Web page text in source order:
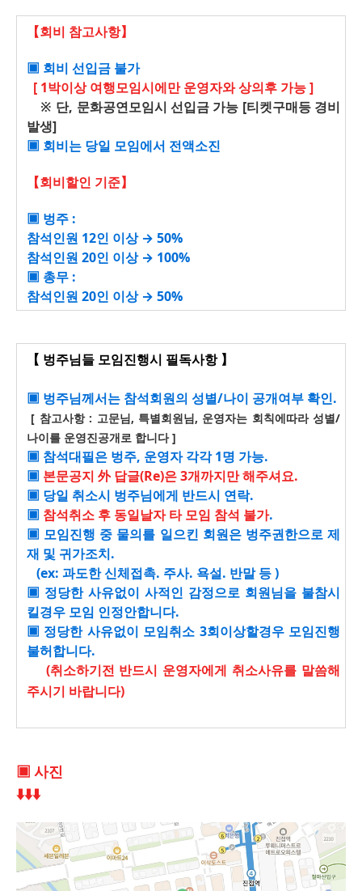
【회비 참고사항】
▣ 회비 선입금 불가
[ 1박이상 여행모임시에만 운영자와 상의후 가능 ]
※ 단, 문화공연모임시 선입금 가능 [티켓구매등 경비
발생]
▣ 회비는 당일 모임에서 전액소진
【회비할인 기준】
▣ 벙주 :
참석인원 12인 이상 → 50%
참석인원 20인 이상 → 100%
▣ 총무 :
참석인원 20인 이상 → 50%
【 벙주님들 모임진행시 필독사항 】
▣ 벙주님께서는 참석회원의 성별/나이 공개여부 확인.
[ 참고사항 : 고문님, 특별회원님, 운영자는 회칙에따라 성별/
나이를 운영진공개로 합니다 ]
▣ 참석대필은 벙주, 운영자 각각 1명 가능.
▣ 본문공지 外 답글(Re)은 3개까지만 해주셔요.
▣ 당일 취소시 벙주님에게 반드시 연락.
▣ 참석취소 후 동일날자 타 모임 참석 불가.
▣ 모임진행 중 물의를 일으킨 회원은 벙주권한으로 제
재 및 귀가조치.
(ex: 과도한 신체접촉. 주사. 욕설. 반말 등 )
▣ 정당한 사유없이 사적인 감정으로 회원님을 불참시
킬경우 모임 인정안합니다.
▣ 정당한 사유없이 모임취소 3회이상할경우 모임진행
불허합니다.
(취소하기전 반드시 운영자에게 취소사유를 말씀해
주시기 바랍니다)
▣ 사진
⬇️⬇️⬇️